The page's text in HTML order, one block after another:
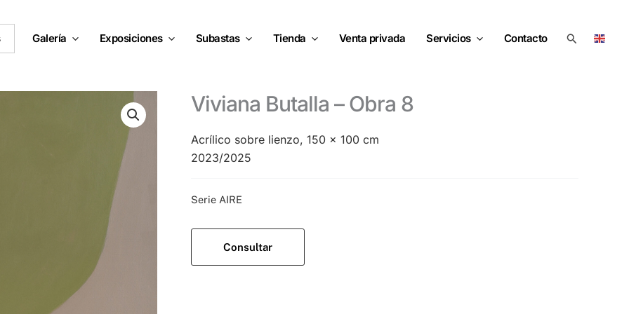
Galería Exposiciones Subastas Tienda Venta privada Servicios Contacto Buscar
Viviana Butalla – Obra 8
Acrílico sobre lienzo, 150 x 100 cm
2023/2025
Serie AIRE
Consultar